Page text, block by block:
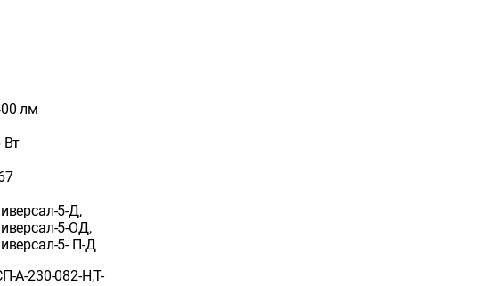
лм
Вт
5-Д,
5-ОД,
5- П-Д
А-230-082-Н,Т-